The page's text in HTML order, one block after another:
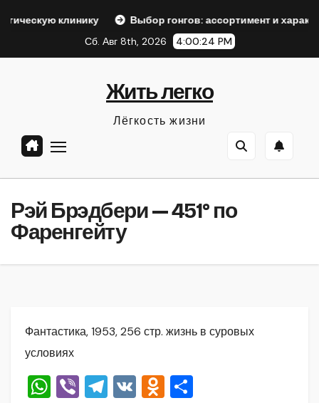
Выбор гонгов: ассортимент и характеристики
Сб. Авг 8th, 2026
4:00:25 PM
Жить легко
Лёгкость жизни
Рэй Брэдбери — 451° по
Фаренгейту
Фантастика, 1953, 256 стр. жизнь в суровых
условиях
W Vi T V O